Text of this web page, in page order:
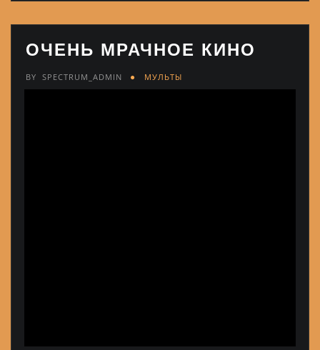
ОЧЕНЬ МРАЧНОЕ КИНО
BY SPECTRUM_ADMIN МУЛЬТЫ